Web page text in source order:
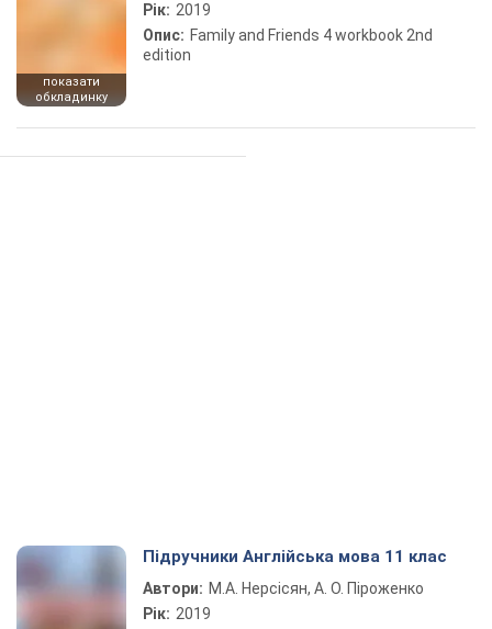
показати
обкладинку
Рік: 2019
Опис: Family and Friends 4 workbook 2nd
edition
Підручники Англійська мова 11 клас
Автори: М.А. Нерсісян, А. О. Піроженко
Рік: 2019